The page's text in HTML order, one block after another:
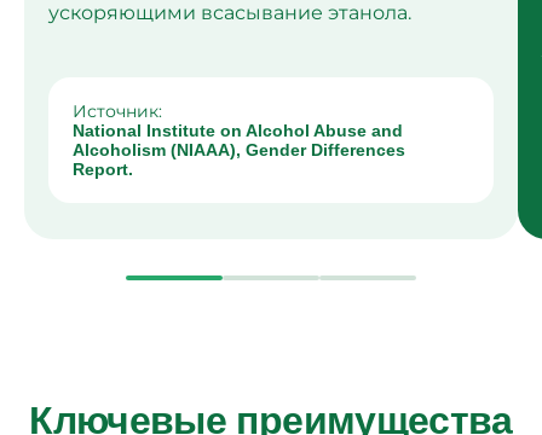
ускоряющими всасывание этанола.
Источник:
National Institute on Alcohol Abuse and
Alcoholism (NIAAA), Gender Differences
Report.
Ключевые преимущества